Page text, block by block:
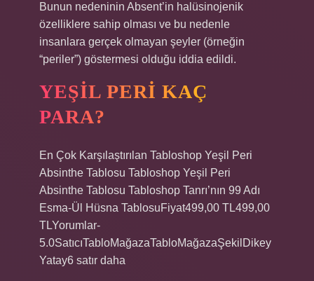
Bunun nedeninin Absent’in halüsinojenik
özelliklere sahip olması ve bu nedenle
insanlara gerçek olmayan şeyler (örneğin
“periler”) göstermesi olduğu iddia edildi.
YEŞIL PERI KAÇ
PARA?
En Çok Karşılaştırılan Tabloshop Yeşil Peri
Absinthe Tablosu Tabloshop Yeşil Peri
Absinthe Tablosu Tabloshop Tanrı’nın 99 Adı
Esma-Ül Hüsna TablosuFiyat499,00 TL499,00
TLYorumlar-
5.0SatıcıTabloMağazaTabloMağazaŞekilDikey
Yatay6 satır daha